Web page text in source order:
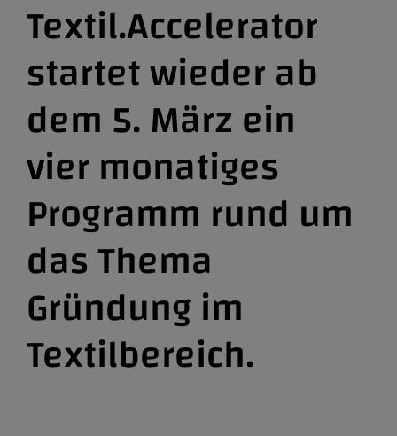
Textil.Accelerator
startet wieder ab
dem 5. März ein
vier monatiges
Programm rund um
das Thema
Gründung im
Textilbereich.